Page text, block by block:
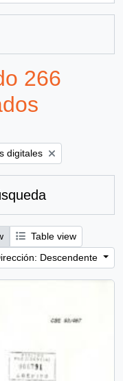
266
digitales
Table view
Descendente